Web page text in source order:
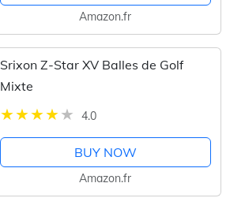
Amazon.fr
Srixon Z-Star XV Balles de Golf
Mixte
4.0
BUY NOW
Amazon.fr